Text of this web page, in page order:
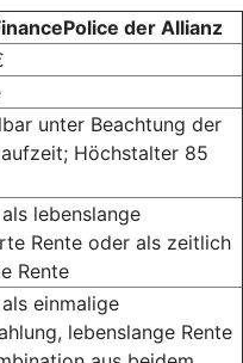
der Allianz
unter Beachtung der
Höchstalter 85
lebenslange
Rente oder als zeitlich
Rente
einmalige
lebenslange Rente